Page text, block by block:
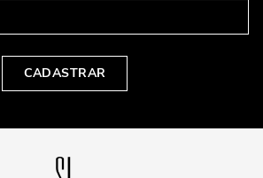
CADASTRAR